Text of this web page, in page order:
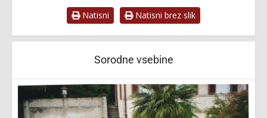
Natisni Natisni brez slik
Sorodne vsebine